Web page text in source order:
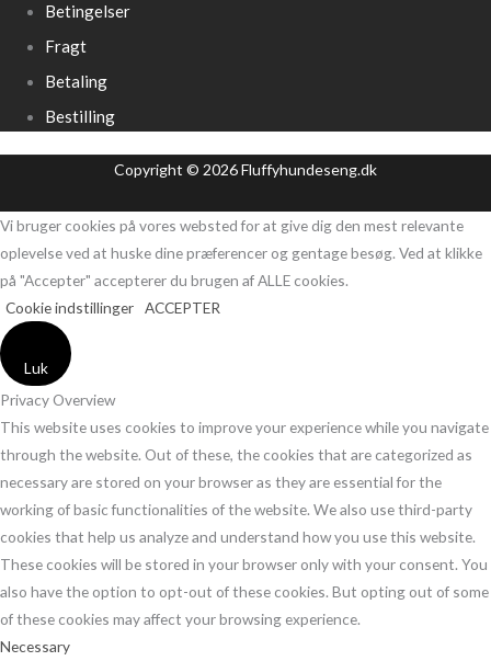
Betingelser
Fragt
Betaling
Bestilling
Copyright © 2026 Fluffyhundeseng.dk
Vi bruger cookies på vores websted for at give dig den mest relevante
oplevelse ved at huske dine præferencer og gentage besøg. Ved at klikke
på "Accepter" accepterer du brugen af ​​ALLE cookies.
Cookie indstillinger ACCEPTER
Luk
Privacy Overview
This website uses cookies to improve your experience while you navigate
through the website. Out of these, the cookies that are categorized as
necessary are stored on your browser as they are essential for the
working of basic functionalities of the website. We also use third-party
cookies that help us analyze and understand how you use this website.
These cookies will be stored in your browser only with your consent. You
also have the option to opt-out of these cookies. But opting out of some
of these cookies may affect your browsing experience.
Necessary